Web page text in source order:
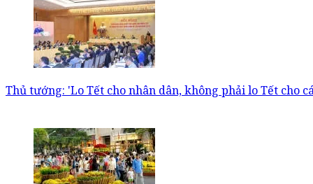
Thủ tướng: 'Lo Tết cho nhân dân, không phải lo Tết cho